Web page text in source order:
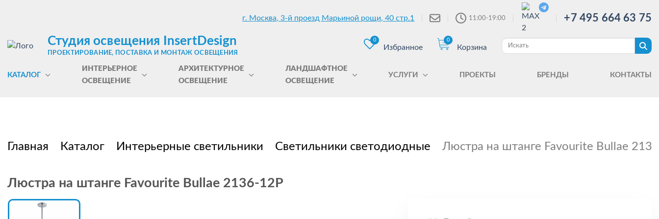
г. Москва, 3-й проезд Марьиной рощи, 40 стр.1 11:00-19:00 +7 495 664 63 75
Студия освещения InsertDesign
ПРОЕКТИРОВАНИЕ, ПОСТАВКА И МОНТАЖ ОСВЕЩЕНИЯ
0
Избранное
0
Корзина
КАТАЛОГ
ИНТЕРЬЕРНОЕ
ОСВЕЩЕНИЕ
АРХИТЕКТУРНОЕ
ОСВЕЩЕНИЕ
ЛАНДШАФТНОЕ
ОСВЕЩЕНИЕ
УСЛУГИ ПРОЕКТЫ БРЕНДЫ КОНТАКТЫ
Главная Каталог Интерьерные светильники Светильники светодиодные Люстра на штанге Favourite Bullae
Люстра на штанге Favourite Bullae 2136-12P